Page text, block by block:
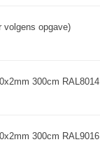
volgens opgave)
300cm RAL8014
300cm RAL9016